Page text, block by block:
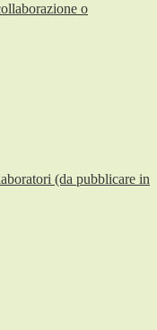
o
(da pubblicare in